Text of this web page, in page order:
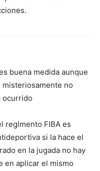
buena medida aunque
misteriosamente no
ocurrido
reglmento FIBA es
si la hace el
en la jugada no hay
en aplicar el mismo